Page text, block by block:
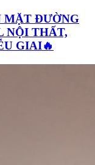
MẶT ĐƯỜNG
NỘI THẤT,
GIAI🔥